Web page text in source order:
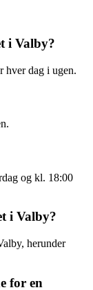
i Valby?
hver dag i ugen.
og kl. 18:00
i Valby?
herunder
for en